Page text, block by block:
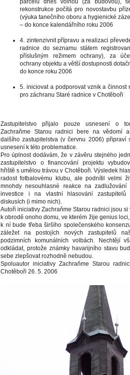
parcelu dnes volnou (za budovou),
rekonstrukce počítá pro novostavbu
(výuka tanečního oboru a hygienické
– do konce kalendářního roku 2006
4. zintenzivnit přípravu a realizaci
radnice do seznamu státem
příslušným režimem ochrany), za
ochrany objektu a větší dostupnosti
do konce roku 2006
5. iniciovat a podporovat vznik a činnost
pro záchranu Staré radnice v Chotěboři
Zastupitelstvo přijalo pouze usnesení o
Zachraňme Starou radnici bere na vědomí
dalšího zastupitelstva (v červnu 2006) připraví
usnesení k této problematice.
Pro úplnost dodávám, že v závěru stejného
zastupitelstvo o financování projektu
hřiště s umělou trávou v Chotěboři. Výsledek
radost fotbalovému klubu, ale podnítil velmi
mnohdy nesouhlasné reakce na zadlužování
investice i na vlastní hlasování zastupitelů
diskusích (i mimo nich).
Autoři iniciativy Zachraňme Starou radnici jsou si
k obrodě onoho domu, ve kterém žije genius
k ní bude třeba širšího společenského
záležet na postojích nových zastupitelů
podzimních komunálních volbách. Nechtějí
odkládat, protože známky havarijního stavu
sebe zlepšovat rozhodně nebudou.
Spoluautor iniciativy Zachraňme Starou
Chotěboři 26. 5. 2006